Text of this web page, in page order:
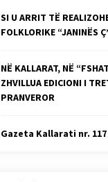
SI U ARRIT TË
FOLKLORIKE “JANINËS
NË KALLARAT, NË
ZHVILLUA EDICIONI I
PRANVEROR
Gazeta Kallarati nr. 117